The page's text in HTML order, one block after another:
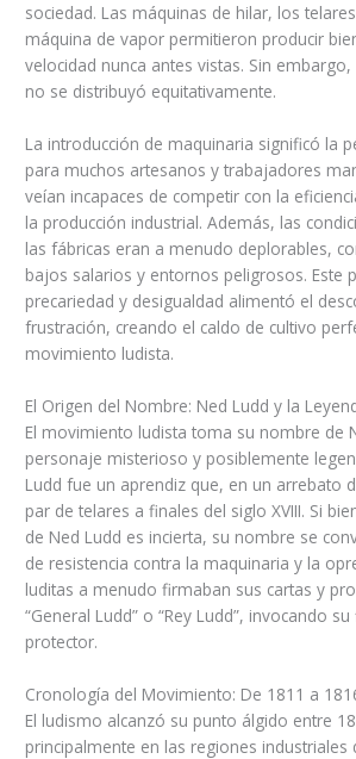
sociedad. Las máquinas de hilar, los
máquina de vapor permitieron producir
velocidad nunca antes vistas. Sin
no se distribuyó equitativamente.
La introducción de maquinaria significó la
para muchos artesanos y trabajadores
veían incapaces de competir con la
la producción industrial. Además, las
las fábricas eran a menudo deplorables,
bajos salarios y entornos peligrosos. Este
precariedad y desigualdad alimentó el
frustración, creando el caldo de cultivo
movimiento ludista.
El Origen del Nombre: Ned Ludd y la
El movimiento ludista toma su nombre de
personaje misterioso y posiblemente
Ludd fue un aprendiz que, en un arrebato
par de telares a finales del siglo XVIII. Si
de Ned Ludd es incierta, su nombre se
de resistencia contra la maquinaria y la
luditas a menudo firmaban sus cartas y
“General Ludd” o “Rey Ludd”, invocando
protector.
Cronología del Movimiento: De 1811 a
El ludismo alcanzó su punto álgido entre
principalmente en las regiones industriales